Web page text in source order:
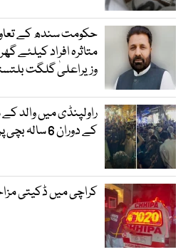
حکومت سندھ کے
متاثرہ افراد کیلئے
وزیراعلیٰ گلگت
راولپنڈی میں والد
کے دوران 6 سالہ بچی پراسرار طور پر لاپتا
کراچی میں ڈکیتی